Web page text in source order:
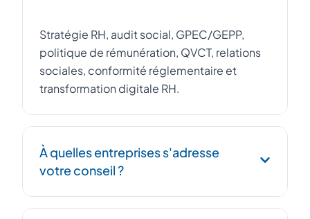
Stratégie RH, audit social, GPEC/GEPP,
politique de rémunération, QVCT, relations
sociales, conformité réglementaire et
transformation digitale RH.
À quelles entreprises s'adresse
votre conseil ?